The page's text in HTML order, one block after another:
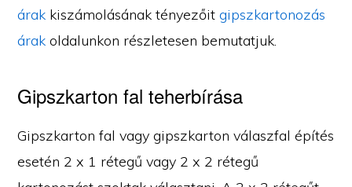
árak kiszámolásának tényezőitgipszkartonozás
árak oldalunkon részletesen bemutatjuk.
Gipszkarton fal teherbírása
Gipszkarton fal vagy gipszkarton válaszfal építés
esetén 2 x 1 rétegű vagy 2 x 2 rétegű